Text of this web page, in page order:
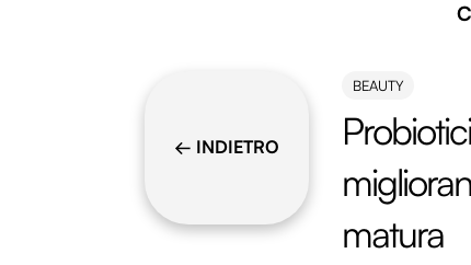
← INDIETRO
BEAUTY
matura